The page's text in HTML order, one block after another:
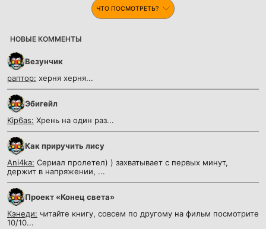
ЧТО ПОСМОТРЕТЬ?
НОВЫЕ КОММЕНТЫ
Везунчик
раптор: херня херня...
Эбигейл
Kip6as: Хрень на один раз...
Как приручить лису
Ani4ka: Сериал пролетел) ) захватывает с первых минут,
держит в напряжении, ...
Проект «Конец света»
Кэнеди: читайте книгу, совсем по другому на фильм посмотрите
10/10...